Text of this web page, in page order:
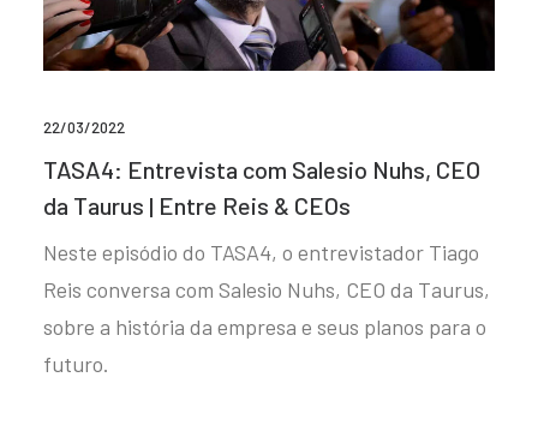
22/03/2022
TASA4: Entrevista com Salesio Nuhs, CEO
da Taurus | Entre Reis & CEOs
Neste episódio do TASA4, o entrevistador Tiago
Reis conversa com Salesio Nuhs, CEO da Taurus,
sobre a história da empresa e seus planos para o
futuro.